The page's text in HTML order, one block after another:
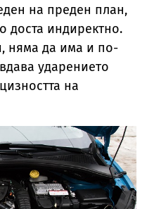
на преден план,
доста индиректно.
няма да има и по-
ударението
на